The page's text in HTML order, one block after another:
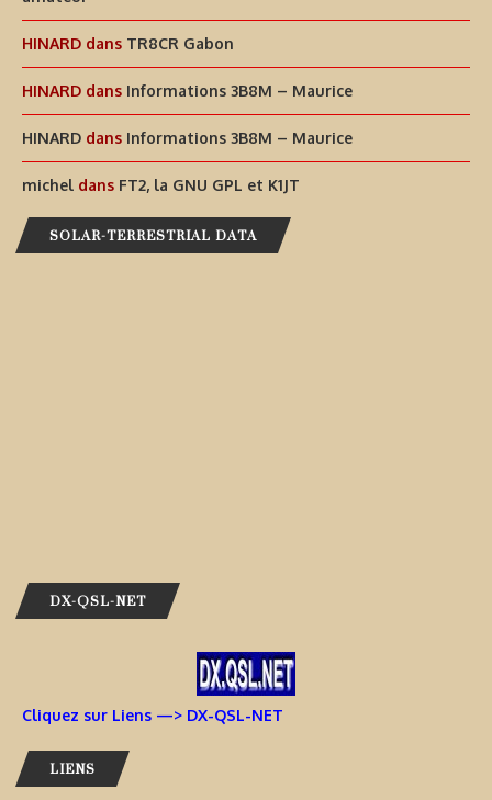
HINARD dans TR8CR Gabon
HINARD dans Informations 3B8M – Maurice
HINARD dans Informations 3B8M – Maurice
michel dans FT2, la GNU GPL et K1JT
SOLAR-TERRESTRIAL DATA
DX-QSL-NET
Cliquez sur Liens —> DX-QSL-NET
LIENS